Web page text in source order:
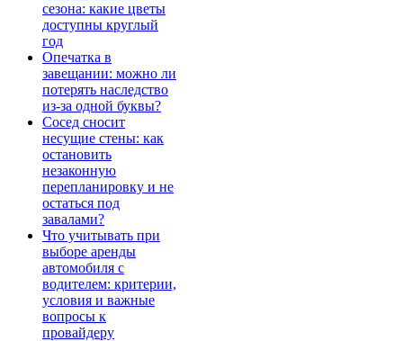
сезона: какие цветы
доступны круглый
год
Опечатка в
завещании: можно ли
потерять наследство
из-за одной буквы?
Сосед сносит
несущие стены: как
остановить
незаконную
перепланировку и не
остаться под
завалами?
Что учитывать при
выборе аренды
автомобиля с
водителем: критерии,
условия и важные
вопросы к
провайдеру